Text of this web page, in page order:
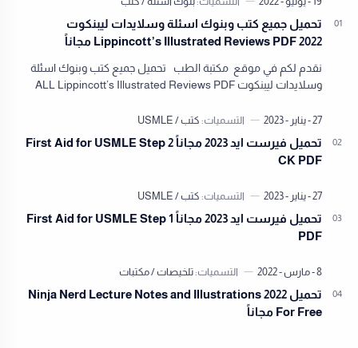
تحميل جميع كتب وبنوك اسئلة وسلايدات ليبنكوت
Lippincott’s Illustrated Reviews PDF 2022 مجاناً
نقدم لكم في موقع مكتبة الطب تحميل جميع كتب وبنوك اسئلة
وسلايدات ليبنكوت ALL Lippincott’s Illustrated Reviews PDF
تحميل فيرست ايد 2023 مجاناً First Aid for USMLE Step 2
CK PDF
تحميل فيرست ايد 2023 مجاناً First Aid for USMLE Step 1
PDF
تحميل Ninja Nerd Lecture Notes and Illustrations 2022
For Free مجاناً